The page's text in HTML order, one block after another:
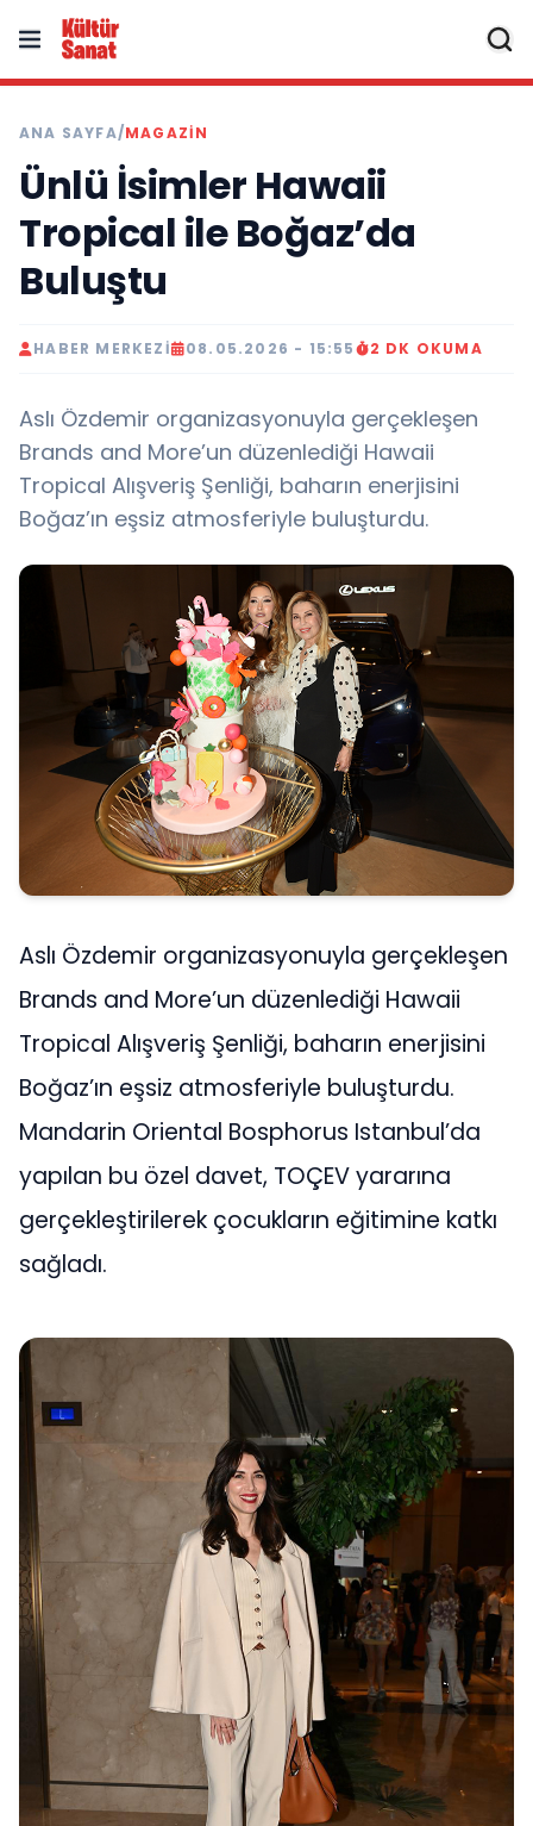
ANA SAYFA/MAGAZIN
Ünlü İsimler Hawaii
Tropical ile Boğaz’da
Buluştu
HABER MERKEZI 08.05.2026 - 15:55 2 DK OKUMA
Aslı Özdemir organizasyonuyla gerçekleşen
Brands and More’un düzenlediği Hawaii
Tropical Alışveriş Şenliği, baharın enerjisini
Boğaz’ın eşsiz atmosferiyle buluşturdu.
Aslı Özdemir organizasyonuyla gerçekleşen
Brands and More’un düzenlediği Hawaii
Tropical Alışveriş Şenliği, baharın enerjisini
Boğaz’ın eşsiz atmosferiyle buluşturdu.
Mandarin Oriental Bosphorus Istanbul’da
yapılan bu özel davet, TOÇEV yararına
gerçekleştirilerek çocukların eğitimine katkı
sağladı.